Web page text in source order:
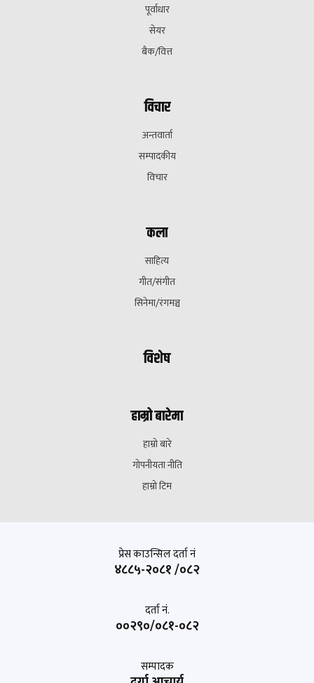
पूर्वाधार
सेयर
बैक/वित्त
विचार
अन्तवार्ता
सम्पादकीय
विचार
कला
साहित्य
गीत/संगीत
सिनेमा/रंगमञ्च
विशेष
हाम्रो बारेमा
हाम्रो बारे
गोपनीयता नीति
हाम्रो टिम
प्रेस काउन्सिल दर्ता नं
४८८५-२०८१ /०८२
दर्ता नं.
००२९०/०८१-०८२
सम्पादक